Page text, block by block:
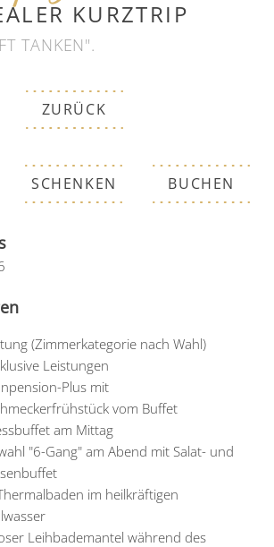
KURZTRIP
TANKEN".
ZURÜCK
SCHENKEN BUCHEN
(Zimmerkategorie nach Wahl)
Leistungen
Plus mit
vom Buffet
am Mittag
"6-Gang" am Abend mit Salat- und
im heilkräftigen
Leihbademantel während des